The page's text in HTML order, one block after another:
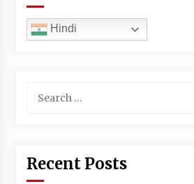
Hindi
for:
Recent Posts